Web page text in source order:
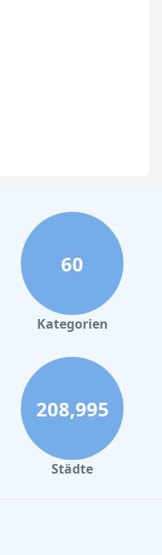
60
Kategorien
208,995
Städte